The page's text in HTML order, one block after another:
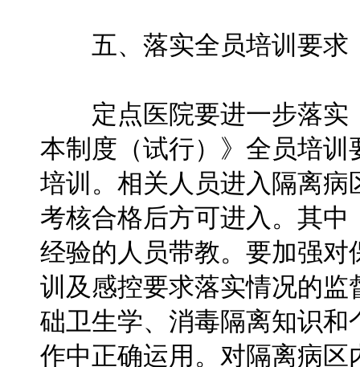
五、落实全员培训要求
定点医院要进一步落实
本制度（试行）》全员培
培训。相关人员进入隔离
考核合格后方可进入。其
经验的人员带教。要加强
训及感控要求落实情况的
础卫生学、消毒隔离知识
作中正确运用。对隔离病